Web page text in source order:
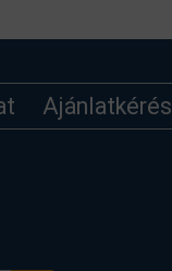
Ajánlatkérés